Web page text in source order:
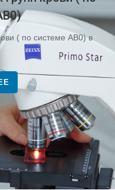
( по системе АВ0) в